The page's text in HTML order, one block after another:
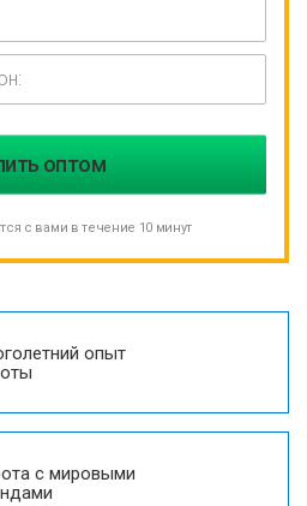
с вами в течение 10 минут
опыт
с мировыми